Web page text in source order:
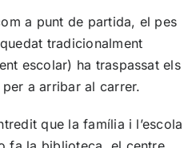
a punt de partida, el pes
tradicionalment
escolar) ha traspassat els
a arribar al carrer.
que la família i l’escola